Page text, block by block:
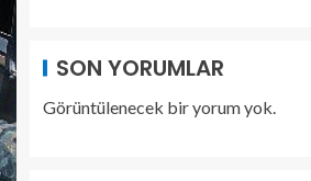
SON YORUMLAR
Görüntülenecek bir yorum yok.